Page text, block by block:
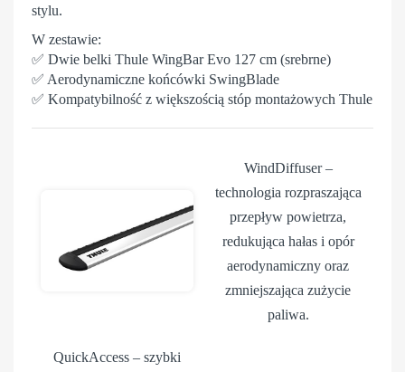
stylu.
W zestawie:
✅ Dwie belki Thule WingBar Evo 127 cm (srebrne)
✅ Aerodynamiczne końcówki SwingBlade
✅ Kompatybilność z większością stóp montażowych Thule
WindDiffuser–
technologia rozpraszająca
przepływ powietrza,
redukująca hałas i opór
aerodynamiczny oraz
zmniejszająca zużycie
paliwa.
QuickAccess – szybki